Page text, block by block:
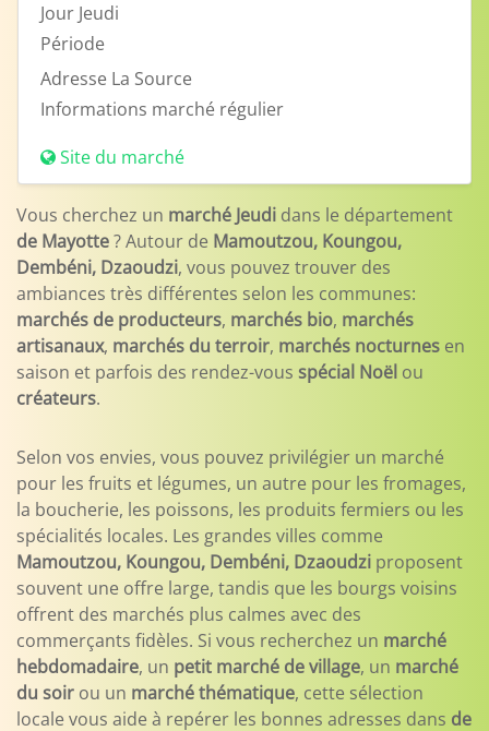
Jour Jeudi
Période
Adresse La Source
Informations marché régulier
Site du marché
Vous cherchez un marché Jeudi dans le département
de Mayotte? Autour de Mamoutzou, Koungou,
Dembéni, Dzaoudzi, vous pouvez trouver des
ambiances très différentes selon les communes:
marchés de producteurs, marchés bio, marchés
artisanaux, marchés du terroir, marchés nocturnes en
saison et parfois des rendez-vous spécial Noël ou
créateurs.
Selon vos envies, vous pouvez privilégier un marché
pour les fruits et légumes, un autre pour les fromages,
la boucherie, les poissons, les produits fermiers ou les
spécialités locales. Les grandes villes comme
Mamoutzou, Koungou, Dembéni, Dzaoudzi proposent
souvent une offre large, tandis que les bourgs voisins
offrent des marchés plus calmes avec des
commerçants fidèles. Si vous recherchez un marché
hebdomadaire, un petit marché de village, un marché
du soir ou un marché thématique, cette sélection
locale vous aide à repérer les bonnes adresses dans de